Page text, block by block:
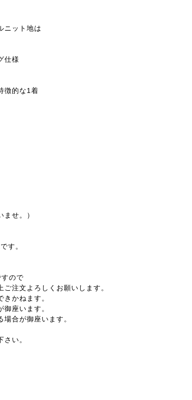
ニット地は
仕様
徴的な1着
せ。）
す。
ので
注文よろしくお願いします。
かねます。
座います。
合が御座います。
い。